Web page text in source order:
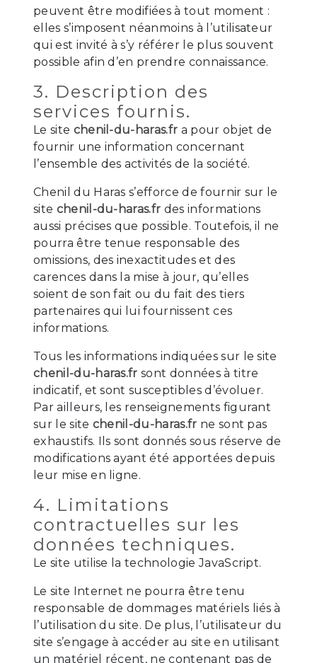
peuvent être modifiées à tout moment :
elles s’imposent néanmoins à l’utilisateur
qui est invité à s’y référer le plus souvent
possible afin d’en prendre connaissance.
3. Description des
services fournis.
Le site chenil-du-haras.fr a pour objet de
fournir une information concernant
l’ensemble des activités de la société.
Chenil du Haras s’efforce de fournir sur le
site chenil-du-haras.fr des informations
aussi précises que possible. Toutefois, il ne
pourra être tenue responsable des
omissions, des inexactitudes et des
carences dans la mise à jour, qu’elles
soient de son fait ou du fait des tiers
partenaires qui lui fournissent ces
informations.
Tous les informations indiquées sur le site
chenil-du-haras.fr sont données à titre
indicatif, et sont susceptibles d’évoluer.
Par ailleurs, les renseignements figurant
sur le site chenil-du-haras.fr ne sont pas
exhaustifs. Ils sont donnés sous réserve de
modifications ayant été apportées depuis
leur mise en ligne.
4. Limitations
contractuelles sur les
données techniques.
Le site utilise la technologie JavaScript.
Le site Internet ne pourra être tenu
responsable de dommages matériels liés à
l’utilisation du site. De plus, l’utilisateur du
site s’engage à accéder au site en utilisant
un matériel récent, ne contenant pas de